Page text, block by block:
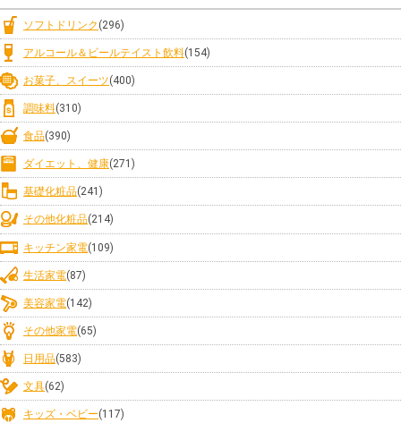
ソフトドリンク (296)
アルコール＆ビールテイスト飲料(154)
お菓子、スイーツ(400)
調味料(310)
食品(390)
ダイエット、健康(271)
基礎化粧品(241)
その他化粧品(214)
キッチン家電(109)
生活家電(87)
美容家電(142)
その他家電(65)
日用品(583)
文具(62)
キッズ・ベビー(117)